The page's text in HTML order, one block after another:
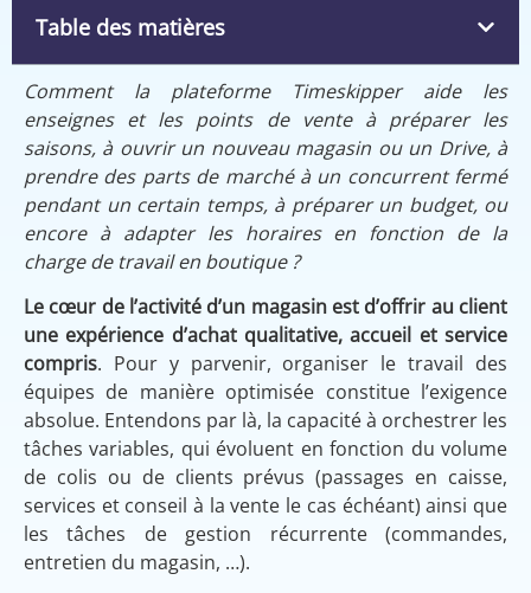
Table des matières
Comment la plateforme Timeskipper aide les
enseignes et les points de vente à préparer les
saisons, à ouvrir un nouveau magasin ou un Drive, à
prendre des parts de marché à un concurrent fermé
pendant un certain temps, à préparer un budget, ou
encore à adapter les horaires en fonction de la
charge de travail en boutique ?
Le cœur de l’activité d’un magasin est d’offrir au client
une expérience d’achat qualitative, accueil et service
compris. Pour y parvenir, organiser le travail des
équipes de manière optimisée constitue l’exigence
absolue. Entendons par là, la capacité à orchestrer les
tâches variables, qui évoluent en fonction du volume
de colis ou de clients prévus (passages en caisse,
services et conseil à la vente le cas échéant) ainsi que
les tâches de gestion récurrente (commandes,
entretien du magasin, …).